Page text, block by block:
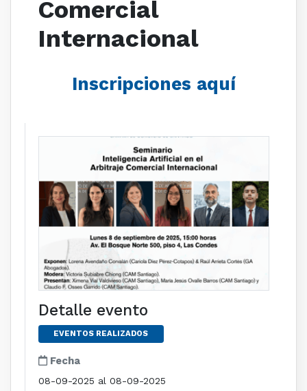
Comercial
Internacional
Inscripciones aquí
Detalle evento
EVENTOS REALIZADOS
Fecha
08-09-2025 al 08-09-2025